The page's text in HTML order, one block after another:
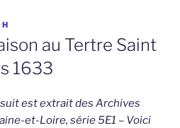
au Tertre Saint
1633
suit est extrait des Archives
et-Loire, série 5E1 – Voici